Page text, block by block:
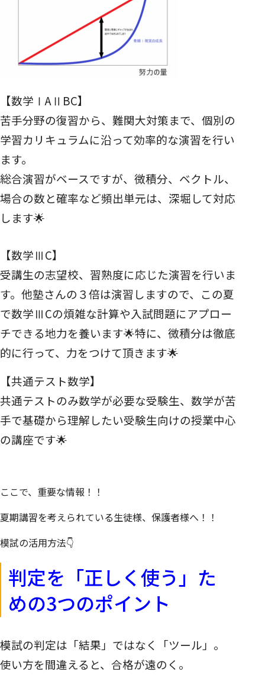
【数学ⅠAⅡBC】
苦手分野の復習から、難関大対策まで、個別の
学習カリキュラムに沿って効率的な演習を行い
ます。
総合演習がベースですが、微積分、ベクトル、
場合の数と確率など頻出単元は、深堀して対応
します🌟
【数学ⅢC】
受講生の志望校、習熟度に応じた演習を行いま
す。他塾さんの３倍は演習しますので、この夏
で数学ⅢCの煩雑な計算や入試問題にアプロー
チできる地力を養います🌟特に、微積分は徹底
的に行って、力をつけて頂きます🌟
【共通テスト数学】
共通テストのみ数学が必要な受験生、数学が苦
手で基礎から理解したい受験生向けの授業中心
の講座です🌟
ここで、重要な情報！！
夏期講習を考えられている生徒様、保護者様へ！！
模試の活用方法👇
判定を「正しく使う」た
めの3つのポイント
模試の判定は「結果」ではなく「ツール」。
使い方を間違えると、合格が遠のく。